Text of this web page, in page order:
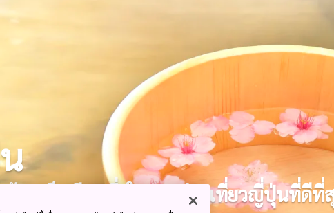
พุร้อนเป็นอีกหนึ่งในการท่องเที่ยวญี่ปุ่นที่